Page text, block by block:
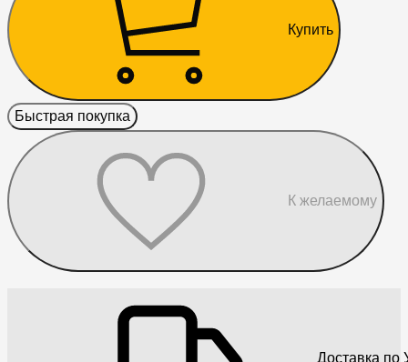
Купить
Быстрая покупка
К желаемому
Доставка по